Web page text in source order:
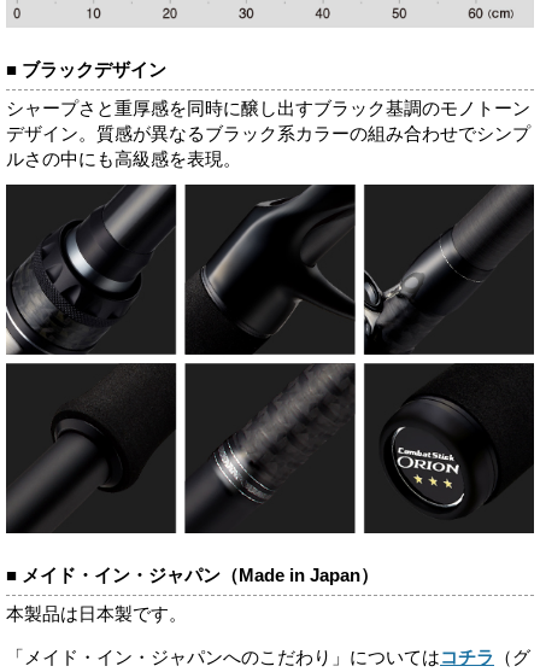
■ ブラックデザイン
シャープさと重厚感を同時に醸し出すブラック基調のモノトーン
デザイン。質感が異なるブラック系カラーの組み合わせでシンプ
ルさの中にも高級感を表現。
■ メイド・イン・ジャパン（Made in Japan）
本製品は日本製です。
「メイド・イン・ジャパンへのこだわり」についてはコチラ
（グ